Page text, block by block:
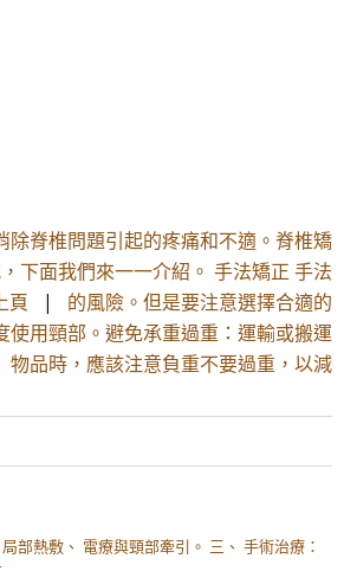
除脊椎問題引起的疼痛和不適。脊椎矯
下面我們來一一介紹。 手法矯正 手法
頁 | 的風險。但是要注意選擇合適的
使用頸部。避免承重過重：運輸或搬運
物品時，應該注意負重不要過重，以減
部熱敷、 電療與頸部牽引。 三、 手術治療：